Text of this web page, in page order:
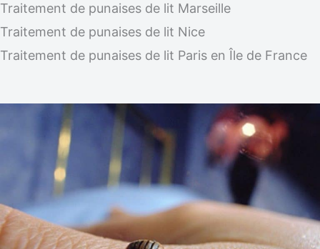
Traitement de punaises de lit Marseille
Traitement de punaises de lit Nice
Traitement de punaises de lit Paris en Île de France